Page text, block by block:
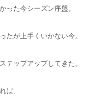
った今シーズン序盤。
たが上手くいかない今。
テップアップしてきた。
ば、